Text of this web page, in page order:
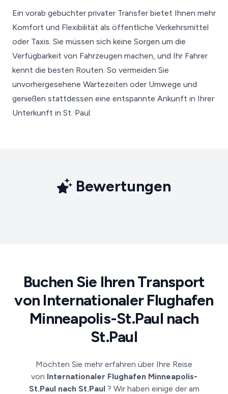
Ein vorab gebuchter privater Transfer bietet Ihnen mehr
Komfort und Flexibilität als öffentliche Verkehrsmittel
oder Taxis. Sie müssen sich keine Sorgen um die
Verfügbarkeit von Fahrzeugen machen, und Ihr Fahrer
kennt die besten Routen. So vermeiden Sie
unvorhergesehene Wartezeiten oder Umwege und
genießen stattdessen eine entspannte Ankunft in Ihrer
Unterkunft in St. Paul.
Bewertungen
Buchen Sie Ihren Transport
von Internationaler Flughafen
Minneapolis-St.Paul nach
St.Paul
Möchten Sie mehr erfahren über Ihre Reise
von Internationaler Flughafen Minneapolis-
St.Paul nach St.Paul ? Wir haben einige der am